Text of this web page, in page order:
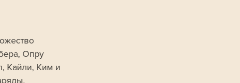
Опру
Кайли, Ким и